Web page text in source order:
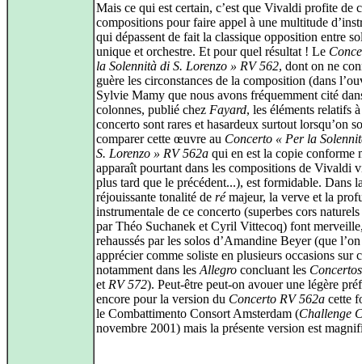
Mais ce qui est certain, c’est que Vivaldi profite de
compositions pour faire appel à une multitude
qui dépassent de fait la classique opposition entre
unique et orchestre. Et pour quel résultat ! Le
la Solennità di S. Lorenzo » RV 562, dont on ne
guère les circonstances de la composition (dans
Sylvie Mamy que nous avons fréquemment cité
colonnes, publié chez Fayard, les éléments relatifs
concerto sont rares et hasardeux surtout lorsqu’on
comparer cette œuvre au Concerto « Per la
S. Lorenzo » RV 562a qui en est la copie conforme
apparaît pourtant dans les compositions de Vivaldi
plus tard que le précédent...), est formidable. Dans
réjouissante tonalité de rémajeur, la verve et la
instrumentale de ce concerto (superbes cors naturels
par Théo Suchanek et Cyril Vittecoq) font
rehaussés par les solos d’Amandine Beyer (que
apprécier comme soliste en plusieurs occasions sur
notamment dans les Allegro concluant les
et RV 572). Peut‑être peut‑on avouer une légère
encore pour la version du Concerto RV 562a cette
le Combattimento Consort Amsterdam (Challenge
novembre 2001) mais la présente version est